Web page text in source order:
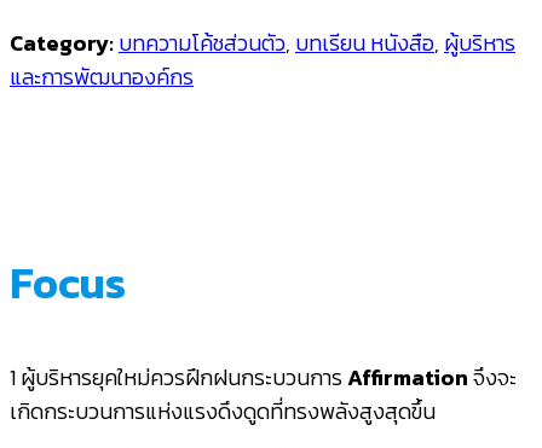
Category:บทความโค้ชส่วนตัว, บทเรียน หนังสือ, ผู้บริหาร
และการพัฒนาองค์กร
Focus
1 ผู้บริหารยุคใหม่ควรฝึกฝนกระบวนการAffirmationจึงจะ
เกิดกระบวนการแห่งแรงดึงดูดที่ทรงพลังสูงสุดขึ้น